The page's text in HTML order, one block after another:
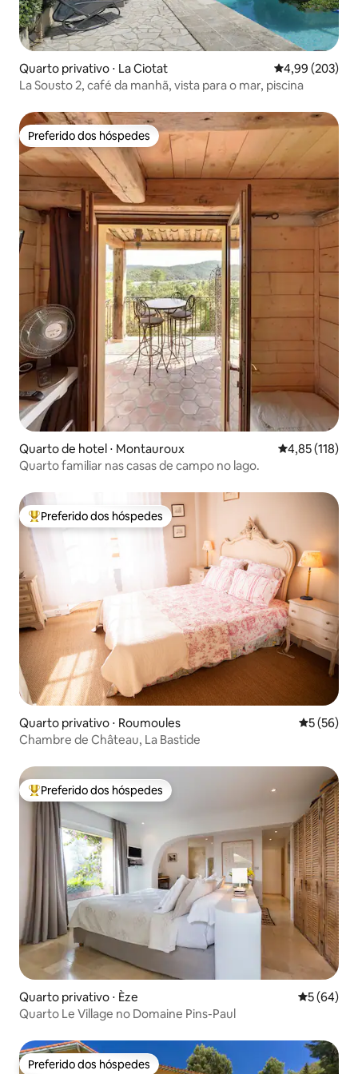
Quarto privativo ⋅ La Ciotat 4,99 de uma
4,99 (203)
La Sousto 2, café da manhã, vista para o mar, piscina
Preferido dos hóspedes
Preferido dos hóspedes
Quarto de hotel ⋅ Montauroux 4,85 de uma
4,85 (118)
Quarto familiar nas casas de campo no lago.
Entre os melhores preferidos dos hóspedes
Preferido dos hóspedes
Quarto privativo ⋅ Roumoules 5 de uma
5 (56)
Chambre de Château, La Bastide
Entre os melhores preferidos dos hóspedes
Preferido dos hóspedes
Quarto privativo ⋅ Èze 5 de uma
5 (64)
Quarto Le Village no Domaine Pins-Paul
Preferido dos hóspedes
Preferido dos hóspedes